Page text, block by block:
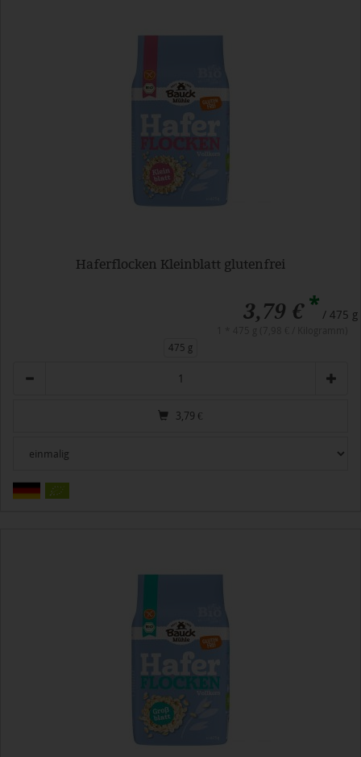
Haferflocken Kleinblatt glutenfrei
3,79 €* / 475 g
475 g
3,79 €